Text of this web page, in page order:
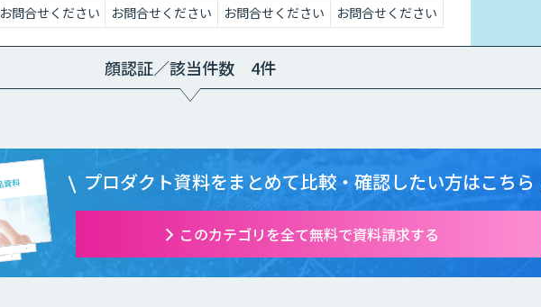
お問合せください お問合せください お問合せください お問合せください
顔認証／該当件数 4件
プロダクト資料をまとめて比較・確認したい方はこちら
このカテゴリを全て無料で資料請求する